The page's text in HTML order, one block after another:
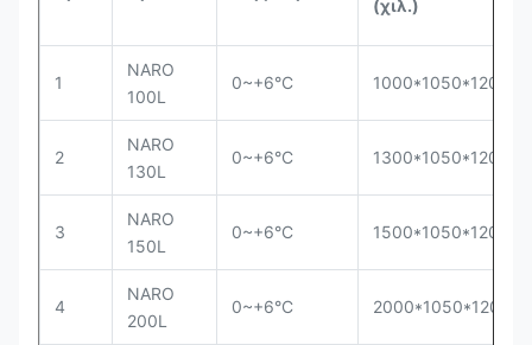
(χιλ.)
1
NARO
100L
0~+6°C 1000*1050*1200
2
NARO
130L
0~+6°C 1300*1050*1200
3
NARO
150L
0~+6°C 1500*1050*1200
4
NARO
200L
0~+6°C 2000*1050*1200